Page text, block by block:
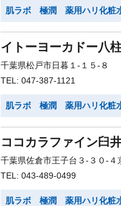
肌ラボ 極潤 薬用ハリ化粧水
イトーヨーカドー八
千葉県松戸市日暮１-１５-８
TEL: 047-387-1121
肌ラボ 極潤 薬用ハリ化粧水
ココカラファイン臼
千葉県佐倉市王子台３-３０-４
TEL: 043-489-0499
肌ラボ 極潤 薬用ハリ化粧水